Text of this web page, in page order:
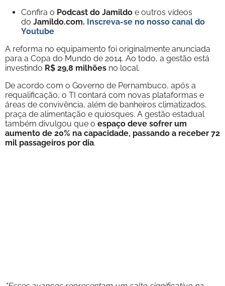
Confira o Podcast do Jamildo e outros vídeos
do Jamildo.com. Inscreva-se no nosso canal do
Youtube
A reforma no equipamento foi originalmente anunciada
para a Copa do Mundo de 2014. Ao todo, a gestão está
investindo R$ 29,8 milhões no local.
De acordo com o Governo de Pernambuco, após a
requalificação, o TI contará com novas plataformas e
áreas de convivência, além de banheiros climatizados,
praça de alimentação e quiosques. A gestão estadual
também divulgou que o espaço deve sofrer um
aumento de 20% na capacidade, passando a receber 72
mil passageiros por dia.